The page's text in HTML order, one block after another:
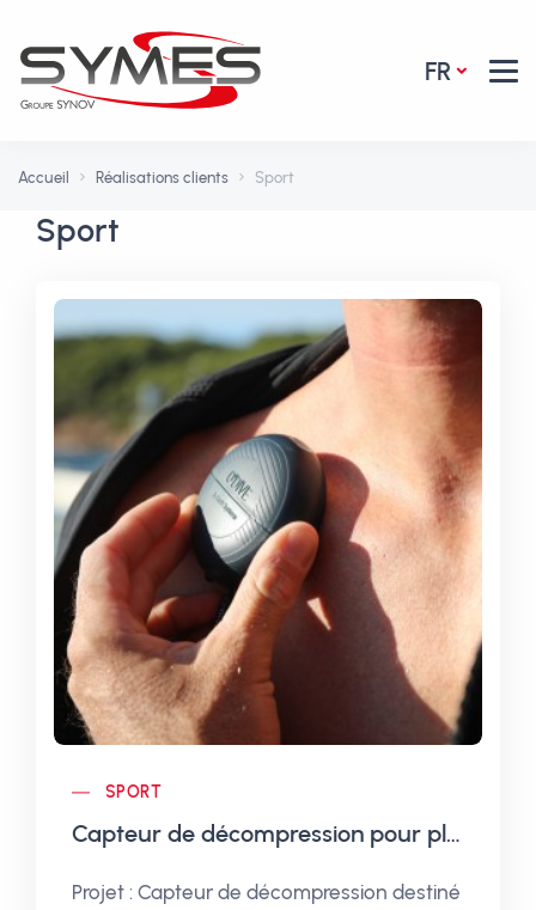
FR
Accueil Réalisations clients Sport
Sport
SPORT
Capteur de décompression pour plongeur
Projet : Capteur de décompression destiné